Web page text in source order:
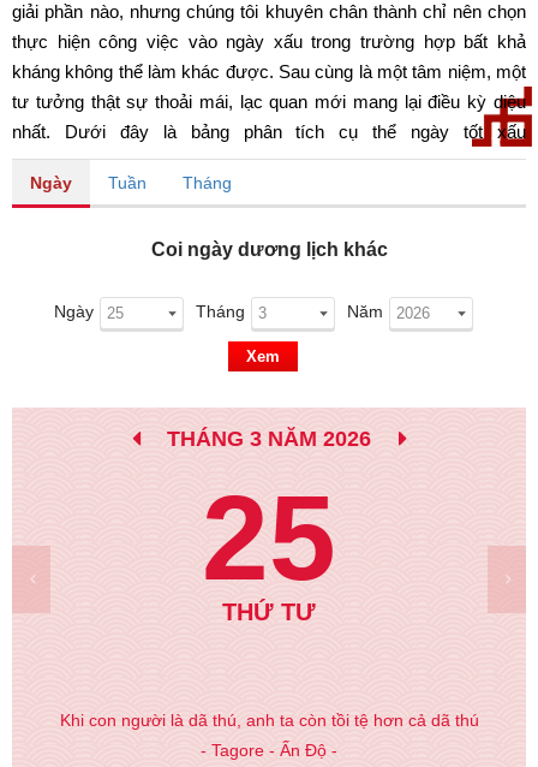
giải phần nào, nhưng chúng tôi khuyên chân thành chỉ nên chọn
thực hiện công việc vào ngày xấu trong trường hợp bất khả
kháng không thể làm khác được. Sau cùng là một tâm niệm, một
tư tưởng thật sự thoải mái, lạc quan mới mang lại điều kỳ diệu
nhất. Dưới đây là bảng phân tích cụ thể ngày tốt xấu
ngày 25/3/2026. Chúc quý bạn có một ngày may mắn và tốt lành.
Ngày Tuần Tháng
Coi ngày dương lịch khác
Ngày Tháng Năm
Xem
THÁNG 3 NĂM 2026
25
THỨ TƯ
Khi con người là dã thú, anh ta còn tồi tệ hơn cả dã thú
- Tagore - Ấn Độ -